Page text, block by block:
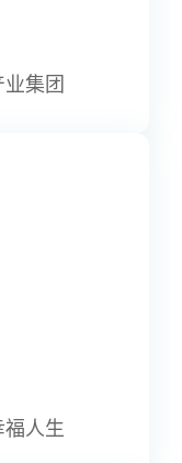
集团
人生